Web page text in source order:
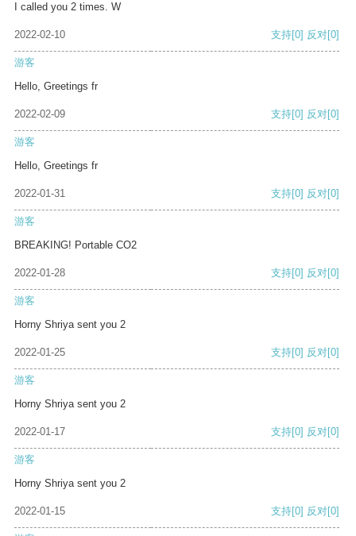
I called you 2 times. W
2022-02-10 支持[0] 反对[0]
游客
Hello, Greetings fr
2022-02-09 支持[0] 反对[0]
游客
Hello, Greetings fr
2022-01-31 支持[0] 反对[0]
游客
BREAKING! Portable CO2
2022-01-28 支持[0] 反对[0]
游客
Horny Shriya sent you 2
2022-01-25 支持[0] 反对[0]
游客
Horny Shriya sent you 2
2022-01-17 支持[0] 反对[0]
游客
Horny Shriya sent you 2
2022-01-15 支持[0] 反对[0]